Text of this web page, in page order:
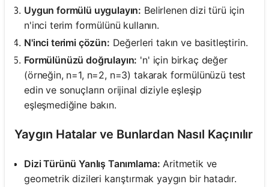
Uygun formülü uygulayın: Belirlenen dizi türü için
n'inci terim formülünü kullanın.
N'inci terimi çözün: Değerleri takın ve basitleştirin.
Formülünüzü doğrulayın: 'n' için birkaç değer
(örneğin, n=1, n=2, n=3) takarak formülünüzü test
edin ve sonuçların orijinal diziyle eşleşip
eşleşmediğine bakın.
Yaygın Hatalar ve Bunlardan Nasıl Kaçınılır
Dizi Türünü Yanlış Tanımlama: Aritmetik ve
geometrik dizileri karıştırmak yaygın bir hatadır.